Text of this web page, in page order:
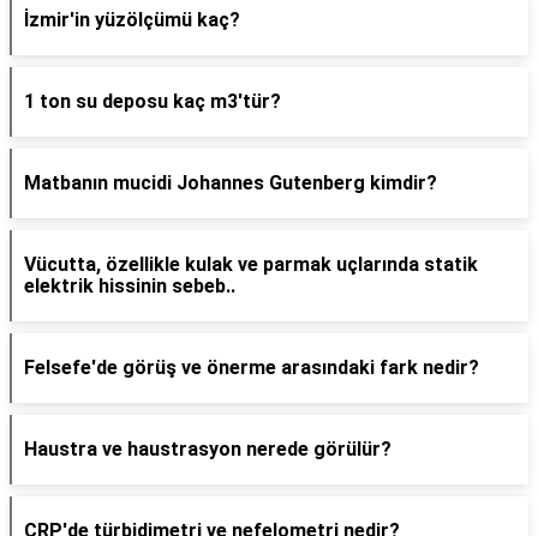
İzmir'in yüzölçümü kaç?
1 ton su deposu kaç m3'tür?
Matbanın mucidi Johannes Gutenberg kimdir?
Vücutta, özellikle kulak ve parmak uçlarında statik
elektrik hissinin sebeb..
Felsefe'de görüş ve önerme arasındaki fark nedir?
Haustra ve haustrasyon nerede görülür?
CRP'de türbidimetri ve nefelometri nedir?